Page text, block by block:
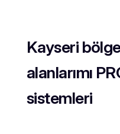
Kayseri
alanlarımı
sistemleri